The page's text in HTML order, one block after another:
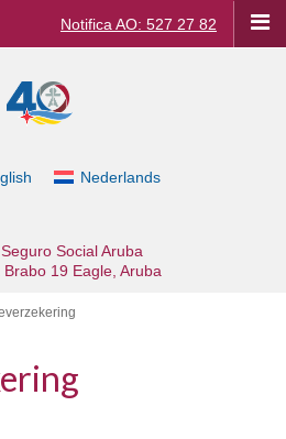
Notifica AO: 527 27 82
Nederlands
Social Aruba
Brabo 19 Eagle, Aruba